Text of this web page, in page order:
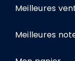
Meilleures
Meilleures